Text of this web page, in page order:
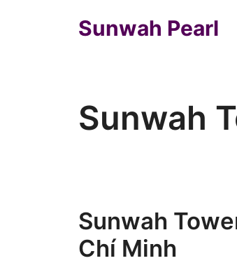
Sunwah Pearl
Sunwah
Sunwah
Chí Minh